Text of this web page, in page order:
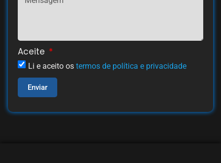
Aceite
Li e aceito os termos de política e privacidade
Enviar